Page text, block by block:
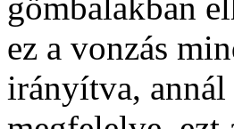
ez a vonzás
irányítva, annál